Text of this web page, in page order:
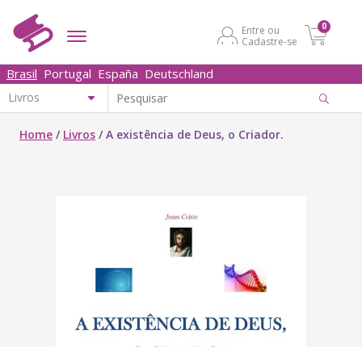
Entre ou
Cadastre-se
0
Brasil Portugal España Deutschland
Home / Livros /A existência de Deus, o Criador.